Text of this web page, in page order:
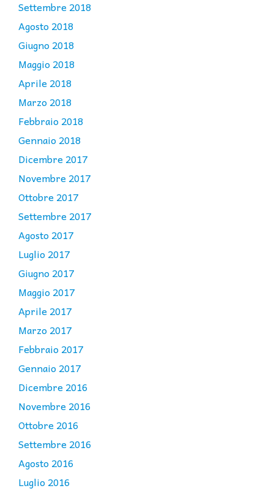
Settembre 2018
Agosto 2018
Giugno 2018
Maggio 2018
Aprile 2018
Marzo 2018
Febbraio 2018
Gennaio 2018
Dicembre 2017
Novembre 2017
Ottobre 2017
Settembre 2017
Agosto 2017
Luglio 2017
Giugno 2017
Maggio 2017
Aprile 2017
Marzo 2017
Febbraio 2017
Gennaio 2017
Dicembre 2016
Novembre 2016
Ottobre 2016
Settembre 2016
Agosto 2016
Luglio 2016